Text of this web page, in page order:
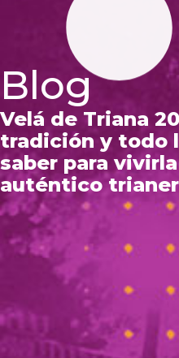
Blog
Velá de Triana
tradición y todo
saber para
auténtico